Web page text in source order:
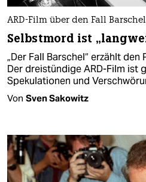
ARD-Film über den Fall Barschel
Selbstmord ist
„Der Fall Barschel“ erzählt
Der dreistündige ARD-Film ist
Spekulationen und
Von Sven Sakowitz